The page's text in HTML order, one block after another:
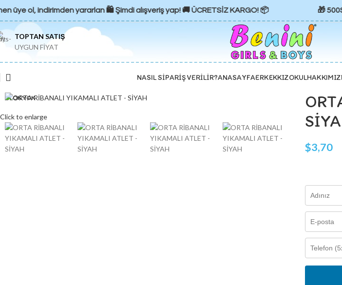
ol, indirimden yararlan 🛍️ Şimdi alışveriş yap! 🚚 ÜCRETSİZ KARGO! 📦 🎁
TOPTAN SATIŞ
UYGUN FİYAT
NASIL SIPARIŞ VERILIR?ANASAYFAERKEKKIZOKUL
STOK YOK
Click to enlarge
$3,70